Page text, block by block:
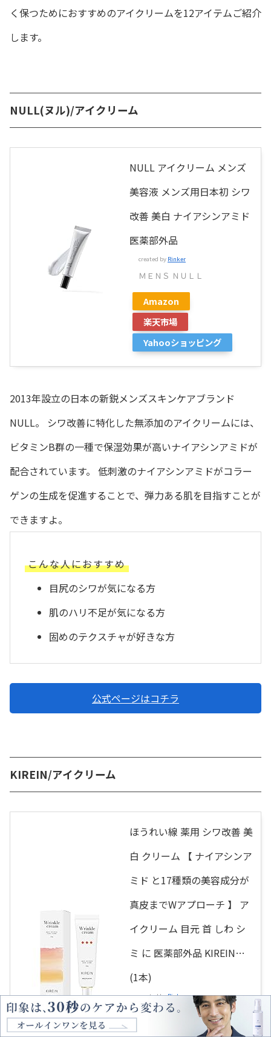
く保つためにおすすめのアイクリームを12アイテムご紹介
します。
NULL(ヌル)/アイクリーム
NULL アイクリーム メンズ
美容液 メンズ用日本初 シワ
改善 美白 ナイアシンアミド
医薬部外品
created by Rinker
ＭＥＮＳ ＮＵＬＬ
Amazon
楽天市場
Yahooショッピング
2013年設立の日本の新鋭メンズスキンケアブランド
NULL。 シワ改善に特化した無添加のアイクリームには、
ビタミンB群の一種で保湿効果が高いナイアシンアミドが
配合されています。 低刺激のナイアシンアミドがコラー
ゲンの生成を促進することで、弾力ある肌を目指すことが
できますよ。
こんな人におすすめ
目尻のシワが気になる方
肌のハリ不足が気になる方
固めのテクスチャが好きな方
公式ページはコチラ
KIREIN/アイクリーム
ほうれい線 薬用 シワ改善 美
白 クリーム 【 ナイアシンア
ミド と17種類の美容成分が
真皮までWアプローチ 】 ア
イクリーム 目元 首 しわ シ
ミ に 医薬部外品 KIREIN…
(1本)
created byRinker
KIREIN